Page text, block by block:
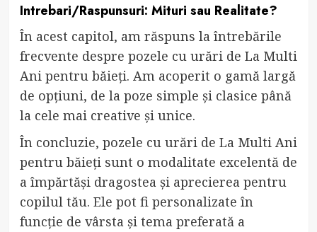
Intrebari/Raspunsuri: Mituri sau Realitate?
În acest capitol, am răspuns la întrebările
frecvente despre pozele cu urări de La Multi
Ani pentru băieți. Am acoperit o gamă largă
de opțiuni, de la poze simple și clasice până
la cele mai creative și unice.
În concluzie, pozele cu urări de La Multi Ani
pentru băieți sunt o modalitate excelentă de
a împărtăși dragostea și aprecierea pentru
copilul tău. Ele pot fi personalizate în
funcție de vârsta și tema preferată a